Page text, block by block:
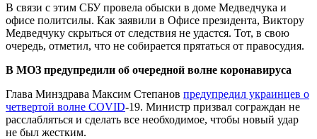
В связи с этим СБУ провела обыски в доме Медведчука и
офисе политсилы. Как заявили в Офисе президента, Виктору
Медведчуку скрыться от следствия не удастся. Тот, в свою
очередь, отметил, что не собирается прятаться от правосудия.
В МОЗ предупредили об очередной волне коронавируса
Глава Минздрава Максим Степанов предупредил украинцев о
четвертой волне COVID-19. Министр призвал сограждан не
расслабляться и сделать все необходимое, чтобы новый удар
не был жестким.